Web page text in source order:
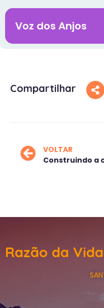
Voz dos Anjos
Compartilhar
VOLTAR
Razão da Vida